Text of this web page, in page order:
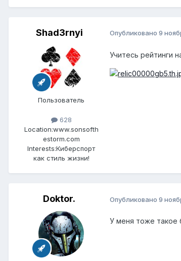
Shad3rnyi
Пользователь
628
Location:www.sonsofth
estorm.com
Interests:Киберспорт
как стиль жизни!
Опубликовано 9
Учитесь рейтинги
Doktor. Опубликовано 9
У меня тоже такое